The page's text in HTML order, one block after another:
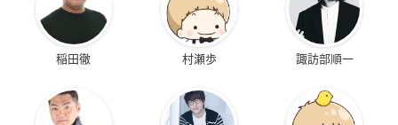
稲田徹 村瀬歩 諏訪部順一